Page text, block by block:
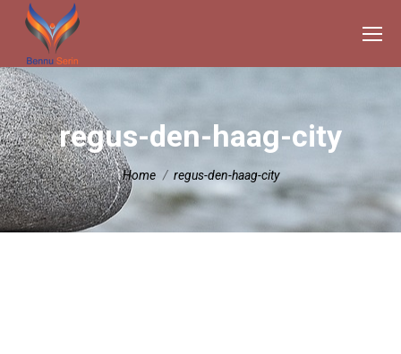
regus-den-haag-city
Je bent hier:
Home regus-den-haag-city